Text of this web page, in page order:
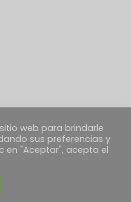
web para brindarle
sus preferencias y
en "Aceptar", acepta el